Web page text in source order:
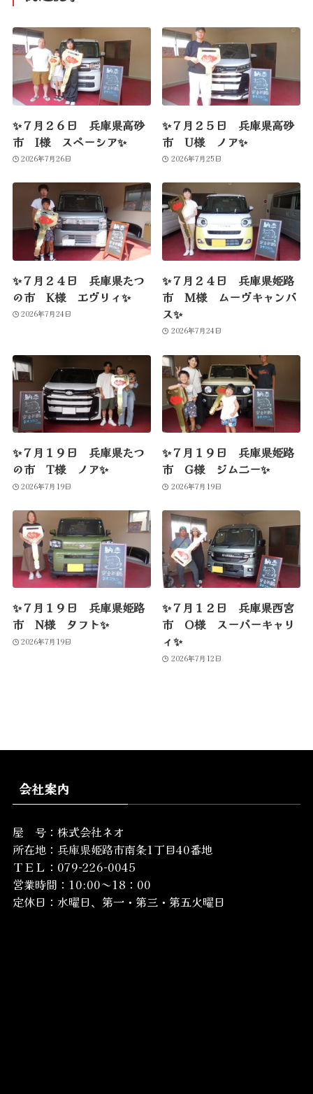
✨７月２６日 兵庫県高砂
市 I様 スペーシア✨
2026年7月26日
✨７月２５日 兵庫県高砂
市 U様 ノア✨
2026年7月25日
✨７月２４日 兵庫県たつ
の市 K様 エヴリィ✨
2026年7月24日
✨７月２４日 兵庫県姫路
市 M様 ムーヴキャンバ
ス✨
2026年7月24日
✨７月１９日 兵庫県たつ
の市 T様 ノア✨
2026年7月19日
✨７月１９日 兵庫県姫路
市 G様 ジムニー✨
2026年7月19日
✨７月１９日 兵庫県姫路
市 N様 タフト✨
2026年7月19日
✨７月１２日 兵庫県西宮
市 O様 スーパーキャリ
ィ✨
2026年7月12日
会社案内
屋 号：株式会社ネオ
所在地： 兵庫県姫路市南条1丁目40番地
ＴＥＬ：079-226-0045
営業時間：10:00～18：00
定休日：水曜日、第一・第三・第五火曜日